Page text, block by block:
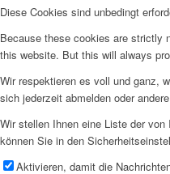
Diese Cookies sind unbedingt
Because these cookies are strictly
this website. But this will always
Wir respektieren es voll und ganz,
sich jederzeit abmelden oder
Wir stellen Ihnen eine Liste der
können Sie in den
Aktivieren, damit die